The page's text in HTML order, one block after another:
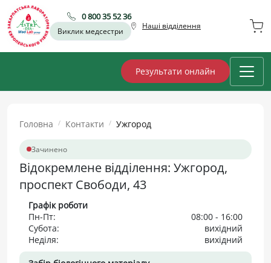
0 800 35 52 36
Виклик медсестри
Наші відділення
Результати онлайн
Головна Контакти Ужгород
Зачинено
Відокремлене відділення: Ужгород,
проспект Свободи, 43
Графік роботи
Пн-Пт:
08:00 - 16:00
Субота:
вихідний
Неділя:
вихідний